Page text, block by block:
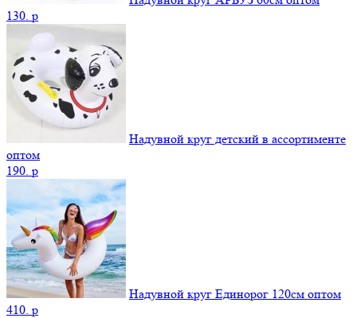
130. p
Надувной круг детский в ассортименте
оптом
190. p
Надувной круг Единорог 120см оптом
410. p